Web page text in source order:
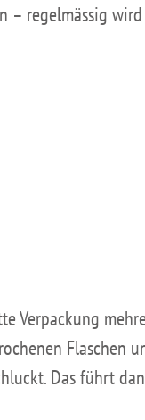
– regelmässig
Verpackung
Flaschen
Das führt